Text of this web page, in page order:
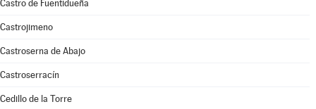
Castro de Fuentidueña
Castrojimeno
Castroserna de Abajo
Castroserracín
Cedillo de la Torre